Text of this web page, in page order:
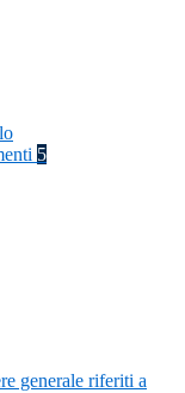
5
generale riferiti a